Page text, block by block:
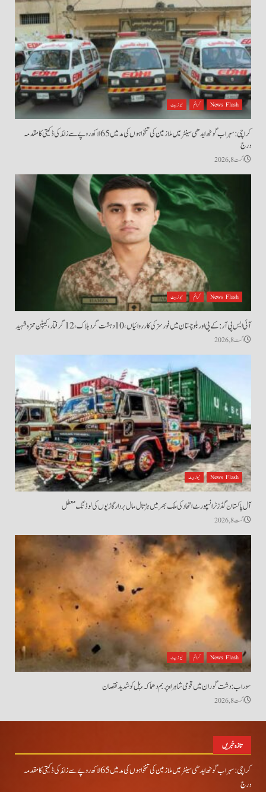
News Flash کرائم نیوز بیٹ
کراچی: سہراب گوٹھ ایدھی سینٹر میں ملازمین کی تنخواہوں کی مد میں 65 لاکھ روپے سے زائد کی ڈکیتی کا مقدمہ
درج
اگست 8, 2026
News Flash کرائم نیوز بیٹ
آئی ایس پی آر: کے پی اور بلوچستان میں فورسز کی کارروائیاں، 10 دہشت گرد ہلاک، 12 گرفتار، کیپٹن حمزہ شہید
اگست 8, 2026
News Flash نیوز بیٹ
آل پاکستان گڈز ٹرانسپورٹ اتحاد کی ملک بھر میں ہڑتال،مال بردار گاڑیوں کی لوڈنگ معطل
اگست 8, 2026
News Flash کرائم نیوز بیٹ
سوراب: دشت گوران میں قومی شاہراہ پر بم دھماکہ، پل کو شدید نقصان
اگست 8, 2026
تازہ خبریں
کراچی: سہراب گوٹھ ایدھی سینٹر میں ملازمین کی تنخواہوں کی مد میں 65 لاکھ روپے سے زائد کی ڈکیتی کا مقدمہ
درج